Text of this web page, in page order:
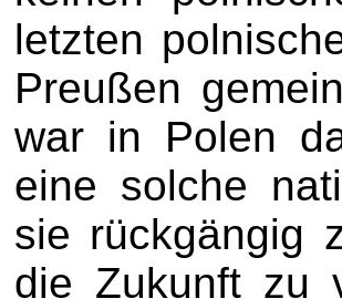
letzten
Preußen
war in Polen
eine solche
sie rückgängig
die Zukunft zu